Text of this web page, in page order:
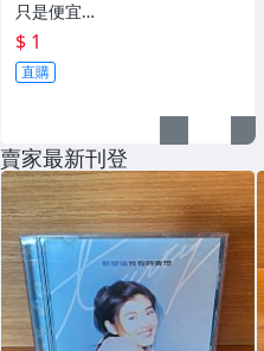
只是便宜…
$ 1
直購
賣家最新刊登